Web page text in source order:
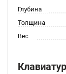
Глубина
Толщина
Вес